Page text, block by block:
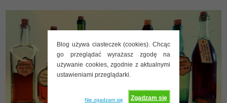
Blog używa ciasteczek (cookies). Chcąc
go przeglądać wyrażasz zgodę na
używanie cookies, zgodnie z aktualnymi
ustawieniami przeglądarki.
Zgadzam się
Nie zgadzam się